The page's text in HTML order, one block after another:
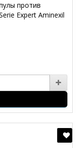
против
Expert Aminexil